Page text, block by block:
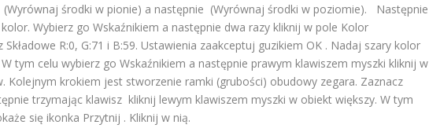
środki w pionie) a następnie (Wyrównaj środki w poziomie). Następnie
Wybierz go Wskaźnikiem a następnie dwa razy kliknij w pole Kolor
Składowe R:0, G:71 i B:59. Ustawienia zaakceptuj guzikiem OK . Nadaj szary kolor
tym celu wybierz go Wskaźnikiem a następnie prawym klawiszem myszki kliknij w
Kolejnym krokiem jest stworzenie ramki (grubości) obudowy zegara. Zaznacz
trzymając klawisz kliknij lewym klawiszem myszki w obiekt większy. W tym
się ikonka Przytnij . Kliknij w nią.